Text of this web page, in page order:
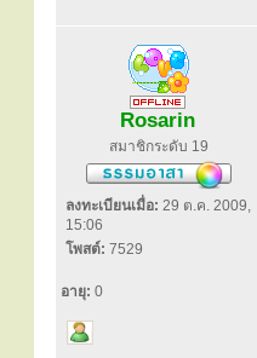
Rosarin
สมาชิกระดับ 19
ลงทะเบียนเมื่อ: 29 ต.ค. 2009,
15:06
โพสต์: 7529
อายุ: 0